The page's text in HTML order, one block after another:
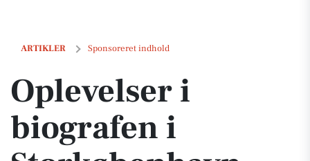
ARTIKLER Sponsoreret indhold
Oplevelser i biografen i Storkøbenhavn
Oplevelser i
biografen i